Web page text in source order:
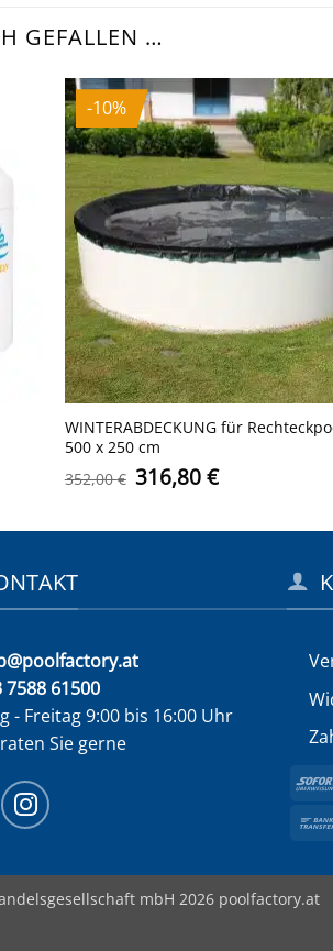
GEFALLEN …
-10%
WINTERABDECKUNG für
500 x 250 cm
352,00€ Ursprünglicher
Preis
352,00 €
316,80€Aktueller
316,80 €.
61500
- Freitag 9:00 bis 16:00 Uhr
Sie gerne
mbH 2026 poolfactory.at